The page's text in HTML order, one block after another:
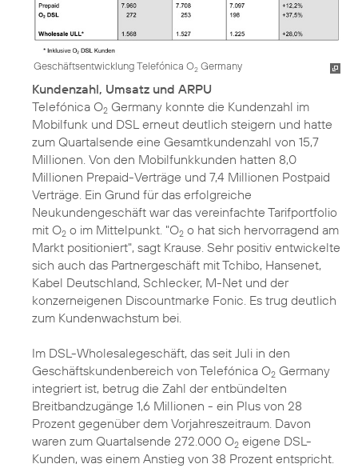
Geschäftsentwicklung Telefónica O2 Germany
Kundenzahl, Umsatz und ARPU
Telefónica O2 Germany konnte die Kundenzahl im
Mobilfunk und DSL erneut deutlich steigern und hatte
zum Quartalsende eine Gesamtkundenzahl von 15,7
Millionen. Von den Mobilfunkkunden hatten 8,0
Millionen Prepaid-Verträge und 7,4 Millionen Postpaid
Verträge. Ein Grund für das erfolgreiche
Neukundengeschäft war das vereinfachte Tarifportfolio
mit O2 o im Mittelpunkt. "O2 o hat sich hervorragend am
Markt positioniert", sagt Krause. Sehr positiv entwickelte
sich auch das Partnergeschäft mit Tchibo, Hansenet,
Kabel Deutschland, Schlecker, M-Net und der
konzerneigenen Discountmarke Fonic. Es trug deutlich
zum Kundenwachstum bei.
Im DSL-Wholesalegeschäft, das seit Juli in den
Geschäftskundenbereich von Telefónica O2 Germany
integriert ist, betrug die Zahl der entbündelten
Breitbandzugänge 1,6 Millionen - ein Plus von 28
Prozent gegenüber dem Vorjahreszeitraum. Davon
waren zum Quartalsende 272.000 O2 eigene DSL-
Kunden, was einem Anstieg von 38 Prozent entspricht.